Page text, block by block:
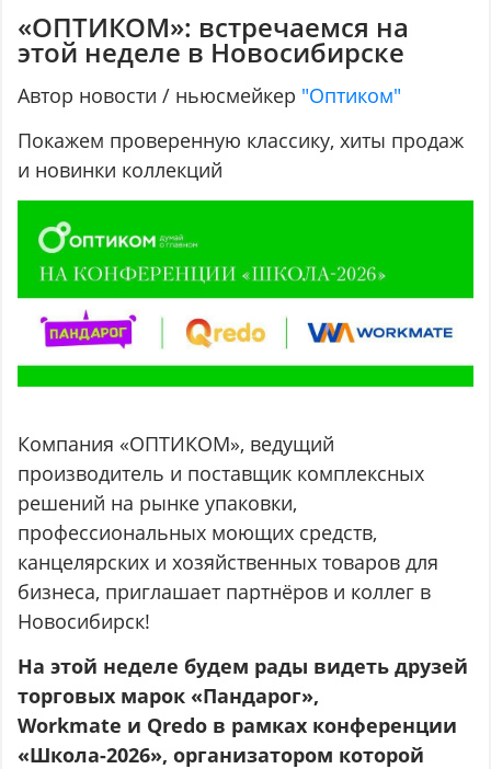
«ОПТИКОМ»: встречаемся на
этой неделе в Новосибирске
Автор новости / ньюсмейкер "Оптиком"
Покажем проверенную классику, хиты продаж
и новинки коллекций
Компания «ОПТИКОМ», ведущий
производитель и поставщик комплексных
решений на рынке упаковки,
профессиональных моющих средств,
канцелярских и хозяйственных товаров для
бизнеса, приглашает партнёров и коллег в
Новосибирск!
На этой неделе будем рады видеть друзей
торговых марок «Пандарог»,
Workmate и Qredo в рамках конференции
«Школа-2026», организатором которой